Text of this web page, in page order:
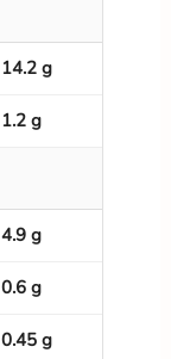
14.2 g
1.2 g
4.9 g
0.6 g
0.45 g